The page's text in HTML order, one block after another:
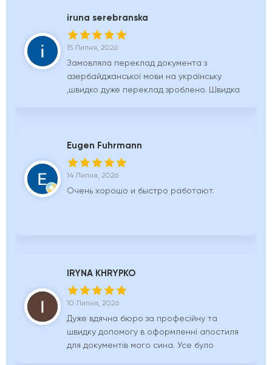
iruna serebranska
15 Липня, 2026
Замовляла переклад документа з
азербайджанської мови на українську
,швидко дуже переклад зроблено. Швидка
Eugen Fuhrmann
14 Липня, 2026
Очень хорошо и быстро работают.
IRYNA KHRYPKO
10 Липня, 2026
Дуже вдячна бюро за професійну та
швидку допомогу в оформленні апостиля
для документів мого сина. Усе було